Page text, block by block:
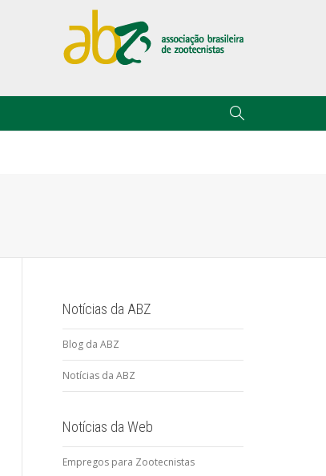
Notícias da ABZ
Blog da ABZ
Notícias da ABZ
Notícias da Web
Empregos para Zootecnistas